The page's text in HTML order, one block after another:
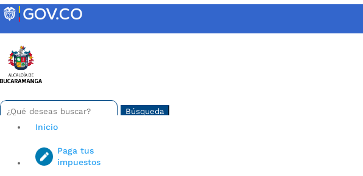
Skip
to
Buscar:
Search
for...
Iniciar sesión en gov co
Inicio
Paga tus
impuestos